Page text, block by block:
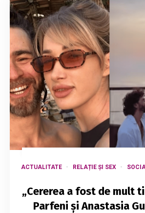
ACTUALITATE RELAȚIE ȘI SEX
„Cererea a fost de mult
Parfeni și Anastasia